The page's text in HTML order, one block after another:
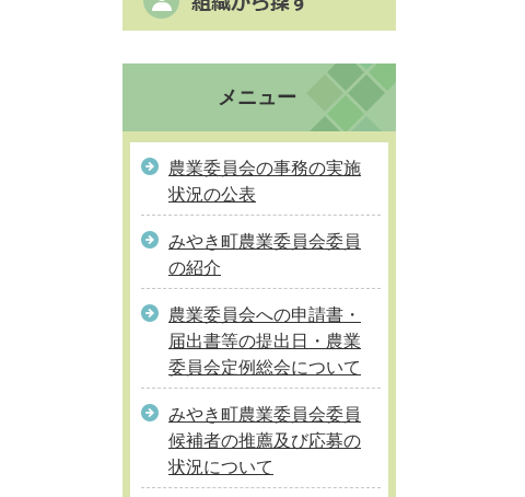
メニュー
農業委員会の事務の実施
状況の公表
みやき町農業委員会委員
の紹介
農業委員会への申請書・
届出書等の提出日・農業
委員会定例総会について
みやき町農業委員会委員
候補者の推薦及び応募の
状況について